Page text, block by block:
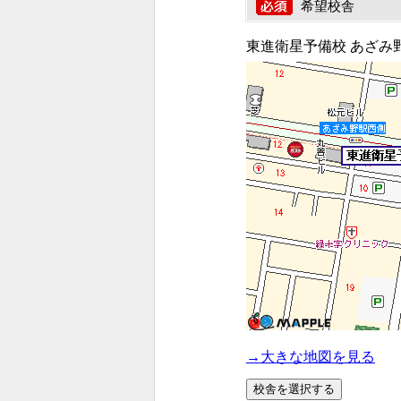
希望校舎
東進衛星予備校 あざみ
→大きな地図を見る
校舎を選択する